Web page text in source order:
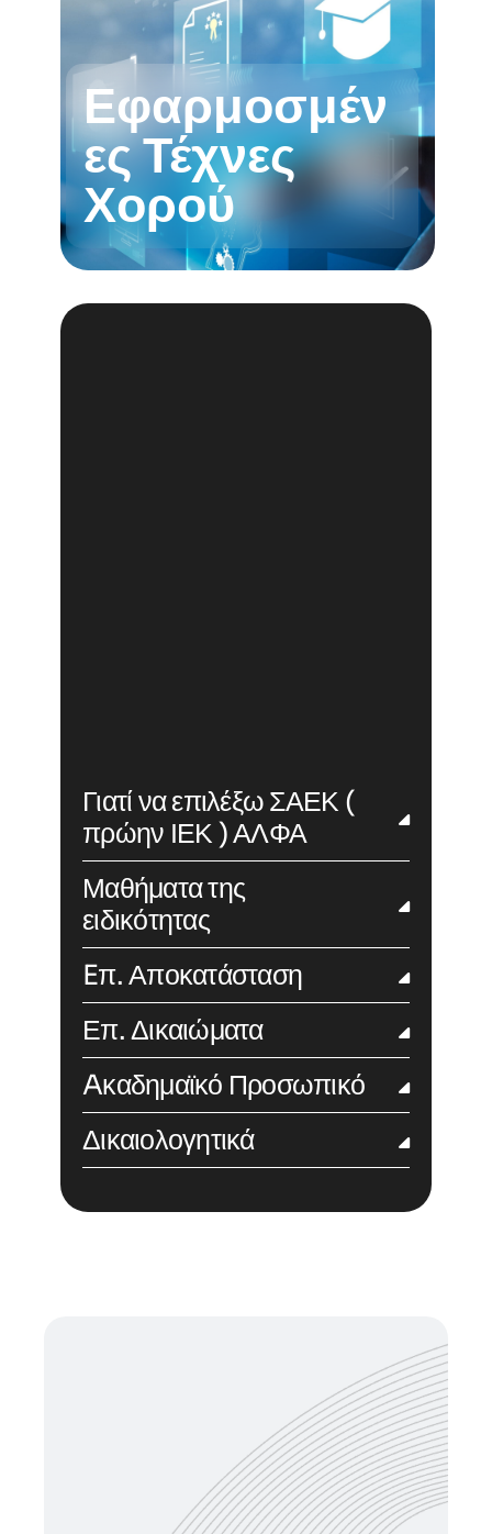
Εφαρμοσμέν
ες Τέχνες
Χορού
Γιατί να επιλέξω ΣΑΕΚ (
πρώην ΙΕΚ ) ΑΛΦΑ
Μαθήματα της
ειδικότητας
Eπ. Αποκατάσταση
Επ. Δικαιώματα
Aκαδημαϊκό Προσωπικό
Δικαιολογητικά